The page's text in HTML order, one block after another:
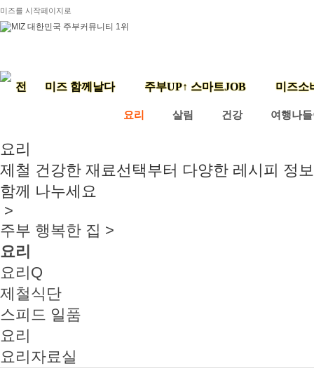
미즈를 시작페이지로
미즈 함께날다 주부UP↑ 스마트JOB 미즈소
요리 살림 건강 여행나
요리
제철 건강한 재료선택부터 다양한 레시피 정
함께 나누세요
>
주부 행복한 집 >
요리
요리Q
제철식단
스피드 일품
요리
요리자료실